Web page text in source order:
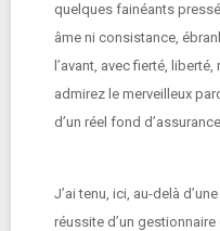
quelques fainéants
âme ni consistance,
l’avant, avec fierté,
admirez le merveilleux
d’un réel fond
J’ai tenu, ici, au-delà
réussite d’un gestionnaire